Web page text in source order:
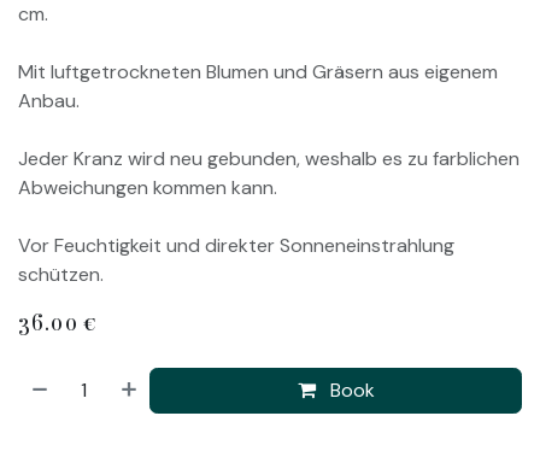
cm.
Mit luftgetrockneten Blumen und Gräsern aus eigenem
Anbau.
Jeder Kranz wird neu gebunden, weshalb es zu farblichen
Abweichungen kommen kann.
Vor Feuchtigkeit und direkter Sonneneinstrahlung
schützen.
36.00 €
Book